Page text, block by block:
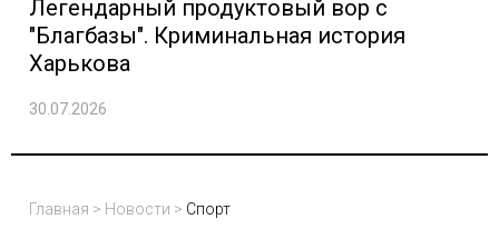
Легендарный продуктовый вор с
"Благбазы". Криминальная история
Харькова
30.07.2026
Главная > Новости > Спорт